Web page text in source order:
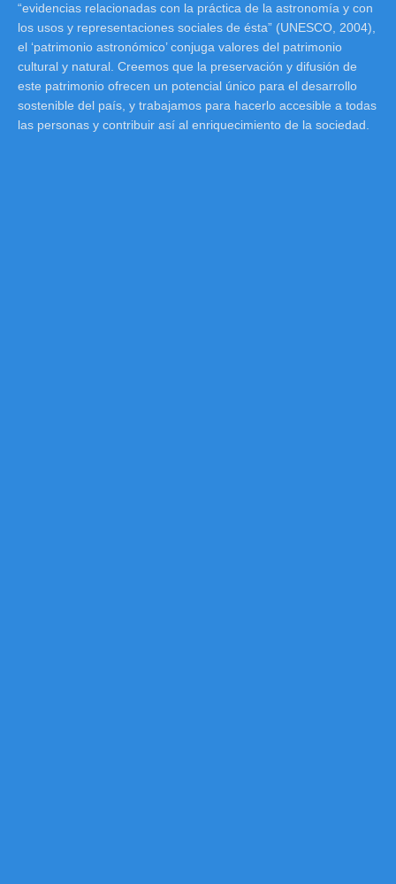
“evidencias relacionadas con la práctica de la astronomía y con
los usos y representaciones sociales de ésta” (UNESCO, 2004),
el ‘patrimonio astronómico’ conjuga valores del patrimonio
cultural y natural. Creemos que la preservación y difusión de
este patrimonio ofrecen un potencial único para el desarrollo
sostenible del país, y trabajamos para hacerlo accesible a todas
las personas y contribuir así al enriquecimiento de la sociedad.